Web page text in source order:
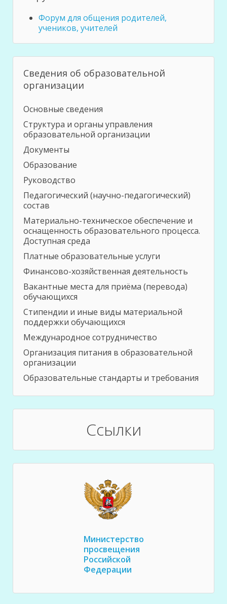
Форум для общения родителей,
учеников, учителей
Сведения об образовательной
организации
Основные сведения
Структура и органы управления
образовательной организации
Документы
Образование
Руководство
Педагогический (научно-педагогический)
состав
Материально-техническое обеспечение и
оснащенность образовательного процесса.
Доступная среда
Платные образовательные услуги
Финансово-хозяйственная деятельность
Вакантные места для приёма (перевода)
обучающихся
Стипендии и иные виды материальной
поддержки обучающихся
Международное сотрудничество
Организация питания в образовательной
организации
Образовательные стандарты и требования
Ссылки
Министерство
просвещения
Российской
Федерации